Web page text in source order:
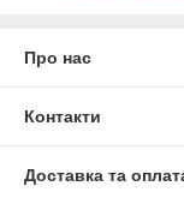
Про нас
Контакти
Доставка та